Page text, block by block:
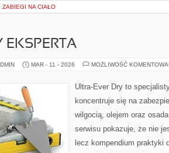
ZABIEGI NA CIAŁO
EKSPERTA
MAR - 11 - 2026 MOŻLIWOŚĆ
Ultra-Ever Dry to
koncentruje się na
wilgocią, olejem oraz
serwisu pokazuje, że nie
lecz kompendium praktyki